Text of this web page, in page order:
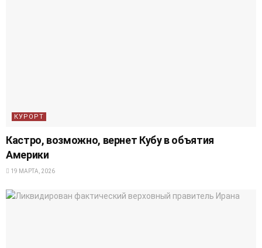
КУРОРТ
Кастро, возможно, вернет Кубу в объятия
Америки
19 МАРТА, 2026